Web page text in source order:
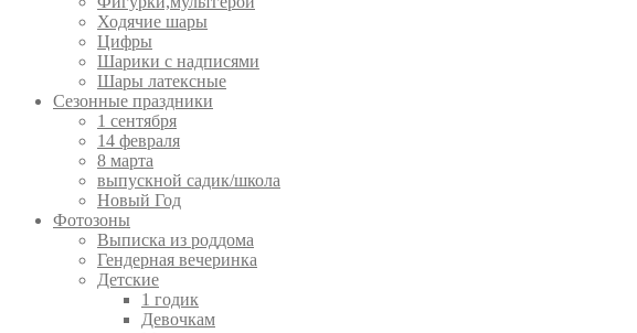
Ходячие шары
Цифры
Шарики с надписями
Шары латексные
Сезонные праздники
1 сентября
14 февраля
8 марта
выпускной садик/школа
Новый Год
Фотозоны
Выписка из роддома
Гендерная вечеринка
Детские
1 годик
Девочкам